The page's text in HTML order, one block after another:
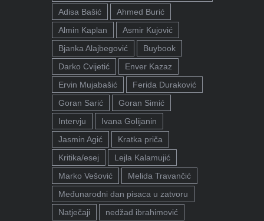
Adisa Bašić
Ahmed Burić
Almin Kaplan
Asmir Kujović
Bjanka Alajbegović
Buybook
Darko Cvijetić
Enver Kazaz
Ervin Mujabašić
Ferida Duraković
Goran Sarić
Goran Simić
Intervju
Ivana Golijanin
Jasmin Agić
Kratka priča
Kritika/esej
Lejla Kalamujić
Marko Vešović
Melida Travančić
Međunarodni dan pisaca u zatvoru
Natječaji
nedžad ibrahimović